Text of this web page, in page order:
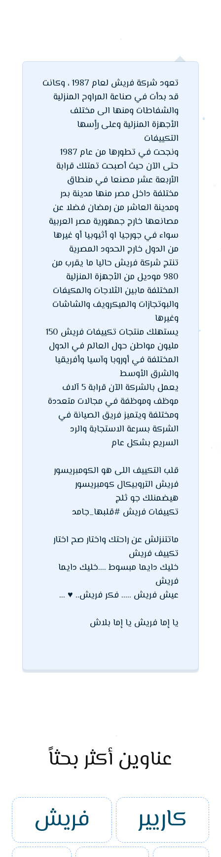
تعود شركة فريش لعام 1987 ، وكانت
قد بدأت في صناعة المراوح المنزلية
والشفاطات ومنها الى مختلف
الأجهزة المنزلية وعلى رأٍسها
التكييفات
ونجحت في تطورها من عام 1987
حتى الآن حيث أصبحت تمتلك قرابة
الأربعة عشر مصنعا في منطاق
مختلفة داخل مصر منها مدينة بدر
ومدينة العاشر من رمضان فضلا عن
مصانعها خارج جمهورية مصر العربية
سواء في جورجيا او أثيوبيا أو غيرها
من الدول خارج الحدود المصرية
تنتج شركة فريش حاليا ما يقرب من
980 موديل من الأجهزة المنزلية
المختلفة مابين الثلاجات والمكيفات
والبوتجازات والميكرويف والشاشات
وغيرها
يستهلك منتجات تكييفات فريش 150
مليون مواطن حول العالم في الدول
المختلفة في أوروبا وآسيا وأفريقيا
والشرق الأوسط
يعمل بالشركة الآن قرابة 5 آلاف
موظف وموظفة في مجالات متعددة
ومختلفة ويتميز فريق الصيانة في
الشركة بسرعة الاستجابة والرد
السريع بشكل عام
قلب التكييف اللى هو الكومبريسور
فريش التروبيكال كومبريسور
هيضمنلك جو ثلج
تكييفات فريش #قلبها_جامد
ماتتنزلش عن راحتك واختار صح اختار
تكييف فريش
خليك دايما مبسوط ....خليك دايما
فريش
عيش فريش ..... فكر فريش.. ♥ ...
يا إما فريش يا إما بلاش
عناوين أكثر بحثاً
كاريير فريش